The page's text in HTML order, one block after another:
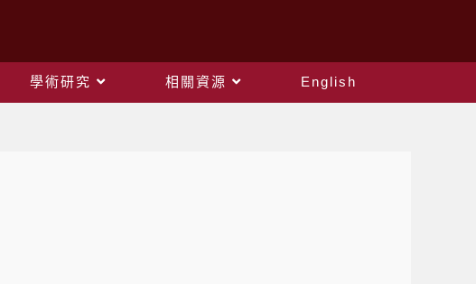
學術研究 相關資源 English